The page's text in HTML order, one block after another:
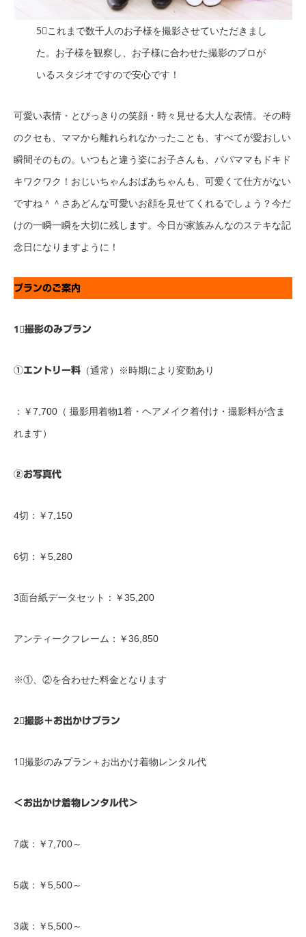
5⃣これまで数千人のお子様を撮影させていただきまし
た。お子様を観察し、お子様に合わせた撮影のプロが
いるスタジオですので安心です！
可愛い表情・とびっきりの笑顔・時々見せる大人な表情。その時
のクセも、ママから離れられなかったことも、すべてが愛おしい
瞬間そのもの。いつもと違う姿にお子さんも、パパママもドキド
キワクワク！おじいちゃんおばあちゃんも、可愛くて仕方がない
ですね＾＾さあどんな可愛いお顔を見せてくれるでしょう？今だ
けの一瞬一瞬を大切に残します。今日が家族みんなのステキな記
念日になりますように！
プランのご案内
1⃣撮影のみプラン
①エントリー料 （通常）※時期により変動あり
：￥7,700（ 撮影用着物1着・ヘアメイク着付け・撮影料が含ま
れます）
②お写真代
4切：￥7,150
6切：￥5,280
3面台紙データセット：￥35,200
アンティークフレーム：￥36,850
※①、②を合わせた料金となります
2⃣撮影＋お出かけプラン
1⃣撮影のみプラン＋お出かけ着物レンタル代
＜お出かけ着物レンタル代＞
7歳：￥7,700～
5歳：￥5,500～
3歳：￥5,500～